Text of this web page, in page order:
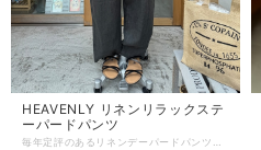
HEAVENLY リネンリラックステ
ーパードパンツ
毎年定評のあるリネンデーパードパンツ。 すっきりとしながらもリラックスシルエットで春、夏、秋と日常使いしやすいパンツです。 ウエストは総ゴム仕様ですっぽりと包んでくれる深さがあり、透け感のある春夏のお洋服と合わせても安心して履いていただけます！ 春夏に1番着る機会の多い白いデザインTEEとさらりと合わせて決まりやすいチャコールとブラックをご用意しました！ ほどよいしっかり感で透け感もないので安心です◎ リネン100% ウエスト66〜98cm , ヒップ108cm , 総丈96cm , 股上34 / 41cm , 股下66cm , もものわたり34cm